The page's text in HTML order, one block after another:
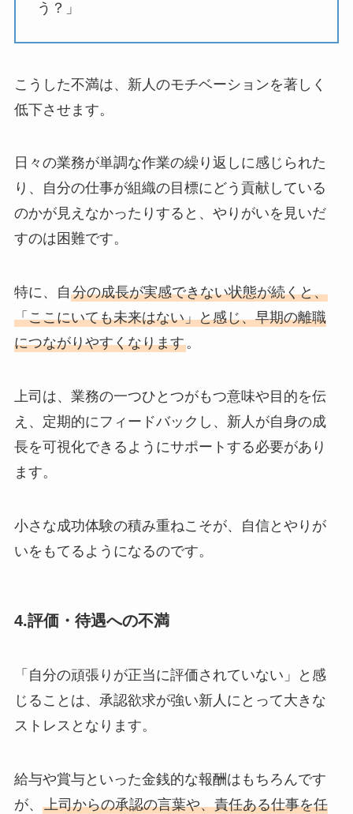
う？」
こうした不満は、新人のモチベーションを著しく
低下させます。
日々の業務が単調な作業の繰り返しに感じられた
り、自分の仕事が組織の目標にどう貢献している
のかが見えなかったりすると、やりがいを見いだ
すのは困難です。
特に、自 分の成長が実感できない状態が続くと、
「ここにいても未来はない」と感じ、早期の離職
につながりやすくなります。
上司は、業務の一つひとつがもつ意味や目的を伝
え、定期的にフィードバックし、新人が自身の成
長を可視化できるようにサポートする必要があり
ます。
小さな成功体験の積み重ねこそが、自信とやりが
いをもてるようになるのです。
4.評価・待遇への不満
「自分の頑張りが正当に評価されていない」と感
じることは、承認欲求が強い新人にとって大きな
ストレスとなります。
給与や賞与といった金銭的な報酬はもちろんです
が、 上司からの承認の言葉や、責任ある仕事を任